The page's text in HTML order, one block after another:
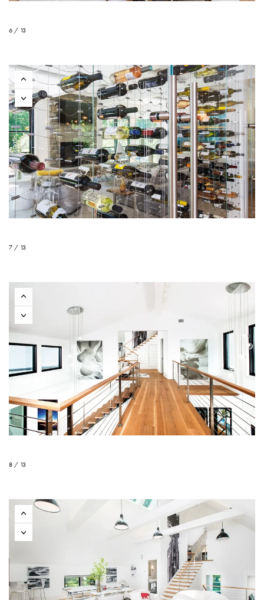
6 / 13
7 / 13
8 / 13